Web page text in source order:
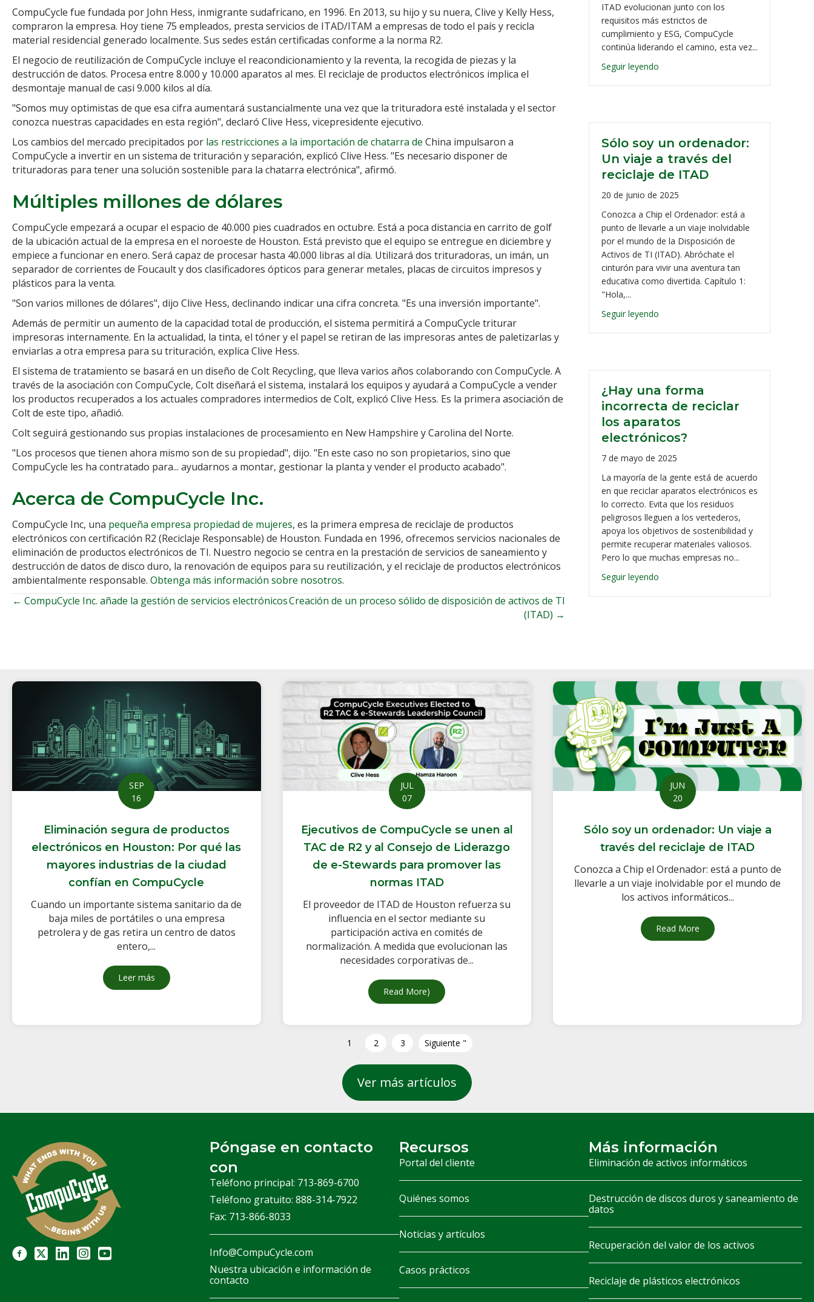
CompuCycle fue fundada por John Hess, inmigrante sudafricano, en 1996. En 2013, su hijo y su nuera, Clive y Kelly Hess,
compraron la empresa. Hoy tiene 75 empleados, presta servicios de ITAD/ITAM a empresas de todo el país y recicla
material residencial generado localmente. Sus sedes están certificadas conforme a la norma R2.
El negocio de reutilización de CompuCycle incluye el reacondicionamiento y la reventa, la recogida de piezas y la
destrucción de datos. Procesa entre 8.000 y 10.000 aparatos al mes. El reciclaje de productos electrónicos implica el
desmontaje manual de casi 9.000 kilos al día.
"Somos muy optimistas de que esa cifra aumentará sustancialmente una vez que la trituradora esté instalada y el sector
conozca nuestras capacidades en esta región", declaró Clive Hess, vicepresidente ejecutivo.
Los cambios del mercado precipitados por las restricciones a la importación de chatarra de China impulsaron a
CompuCycle a invertir en un sistema de trituración y separación, explicó Clive Hess. "Es necesario disponer de
trituradoras para tener una solución sostenible para la chatarra electrónica", afirmó.
Múltiples millones de dólares
CompuCycle empezará a ocupar el espacio de 40.000 pies cuadrados en octubre. Está a poca distancia en carrito de golf
de la ubicación actual de la empresa en el noroeste de Houston. Está previsto que el equipo se entregue en diciembre y
empiece a funcionar en enero. Será capaz de procesar hasta 40.000 libras al día. Utilizará dos trituradoras, un imán, un
separador de corrientes de Foucault y dos clasificadores ópticos para generar metales, placas de circuitos impresos y
plásticos para la venta.
"Son varios millones de dólares", dijo Clive Hess, declinando indicar una cifra concreta. "Es una inversión importante".
Además de permitir un aumento de la capacidad total de producción, el sistema permitirá a CompuCycle triturar
impresoras internamente. En la actualidad, la tinta, el tóner y el papel se retiran de las impresoras antes de paletizarlas y
enviarlas a otra empresa para su trituración, explica Clive Hess.
El sistema de tratamiento se basará en un diseño de Colt Recycling, que lleva varios años colaborando con CompuCycle. A
través de la asociación con CompuCycle, Colt diseñará el sistema, instalará los equipos y ayudará a CompuCycle a vender
los productos recuperados a los actuales compradores intermedios de Colt, explicó Clive Hess. Es la primera asociación de
Colt de este tipo, añadió.
Colt seguirá gestionando sus propias instalaciones de procesamiento en New Hampshire y Carolina del Norte.
"Los procesos que tienen ahora mismo son de su propiedad", dijo. "En este caso no son propietarios, sino que
CompuCycle les ha contratado para... ayudarnos a montar, gestionar la planta y vender el producto acabado".
Acerca de CompuCycle Inc.
CompuCycle Inc, una pequeña empresa propiedad de mujeres, es la primera empresa de reciclaje de productos
electrónicos con certificación R2 (Reciclaje Responsable) de Houston. Fundada en 1996, ofrecemos servicios nacionales de
eliminación de productos electrónicos de TI. Nuestro negocio se centra en la prestación de servicios de saneamiento y
destrucción de datos de disco duro, la renovación de equipos para su reutilización, y el reciclaje de productos electrónicos
ambientalmente responsable. Obtenga más información sobre nosotros.
Posts
← CompuCycle Inc. añade la gestión de servicios electrónicosCreación de un proceso sólido de disposición de activos de TI
(ITAD) →
ITAD evolucionan junto con los
requisitos más estrictos de
cumplimiento y ESG, CompuCycle
continúa liderando el camino, esta vez...
Seguir leyendo
Sólo soy un ordenador:
Un viaje a través del
reciclaje de ITAD
20 de junio de 2025
Conozca a Chip el Ordenador: está a
punto de llevarle a un viaje inolvidable
por el mundo de la Disposición de
Activos de TI (ITAD). Abróchate el
cinturón para vivir una aventura tan
educativa como divertida. Capítulo 1:
"Hola,...
Seguir leyendo
¿Hay una forma
incorrecta de reciclar
los aparatos
electrónicos?
7 de mayo de 2025
La mayoría de la gente está de acuerdo
en que reciclar aparatos electrónicos es
lo correcto. Evita que los residuos
peligrosos lleguen a los vertederos,
apoya los objetivos de sostenibilidad y
permite recuperar materiales valiosos.
Pero lo que muchas empresas no...
Seguir leyendo
SEP
16
Eliminación segura de productos
electrónicos en Houston: Por qué las
mayores industrias de la ciudad
confían en CompuCycle
Cuando un importante sistema sanitario da de
baja miles de portátiles o una empresa
petrolera y de gas retira un centro de datos
entero,...
Leer más sobre Eliminación segura de residuos electrónicos en Houston: Por qué las mayores industrias de la ciudad confían en CompuCycle
JUL
07
Ejecutivos de CompuCycle se unen al
TAC de R2 y al Consejo de Liderazgo
de e-Stewards para promover las
normas ITAD
El proveedor de ITAD de Houston refuerza su
influencia en el sector mediante su
participación activa en comités de
normalización. A medida que evolucionan las
necesidades corporativas de...
Read Moreabout CompuCycle Executives Join R2 TAC and e-Stewards Leadership Council to Advance
)
JUN
20
Sólo soy un ordenador: Un viaje a
través del reciclaje de ITAD
Conozca a Chip el Ordenador: está a punto de
llevarle a un viaje inolvidable por el mundo de
los activos informáticos...
Read More about Sólo soy un
1 2 3 Siguiente "
Ver más artículos
Póngase en contacto
con
Teléfono principal: 713-869-6700
Teléfono gratuito: 888-314-7922
Fax: 713-866-8033
Info@CompuCycle.com
Nuestra ubicación e información de
contacto
Recursos
Portal del cliente
Quiénes somos
Noticias y artículos
Casos prácticos
Más información
Eliminación de activos informáticos
Destrucción de discos duros y saneamiento de
datos
Recuperación del valor de los activos
Reciclaje de plásticos electrónicos